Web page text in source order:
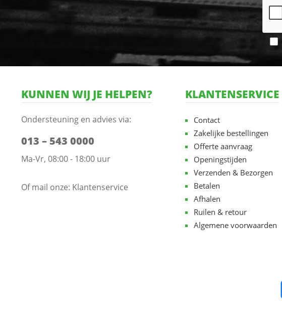
KUNNEN WIJ JE HELPEN?
Ondersteuning en advies via:
013 – 543 0000
Ma-Vr, 08:00 - 18:00 uur
Of mail onze: Klantenservice
KLANTENSERVICE
Contact
Zakelijke bestellingen
Offerte aanvraag
Openingstijden
Verzenden & Bezorgen
Betalen
Afhalen
Ruilen & retour
Algemene voorwaarden